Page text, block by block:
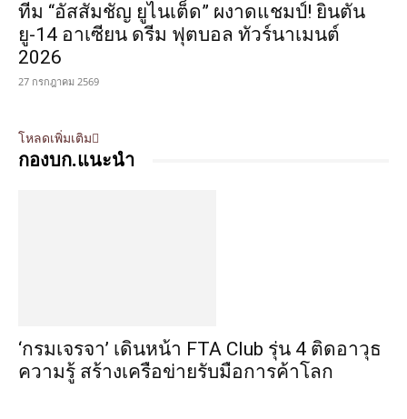
ทีม “อัสสัมชัญ ยูไนเต็ด” ผงาดแชมป์! ยินตัน
ยู-14 อาเซียน ดรีม ฟุตบอล ทัวร์นาเมนต์
2026
27 กรกฎาคม 2569
โหลดเพิ่มเติม
กองบก.แนะนำ
‘กรมเจรจา’ เดินหน้า FTA Club รุ่น 4 ติดอาวุธ
ความรู้ สร้างเครือข่ายรับมือการค้าโลก